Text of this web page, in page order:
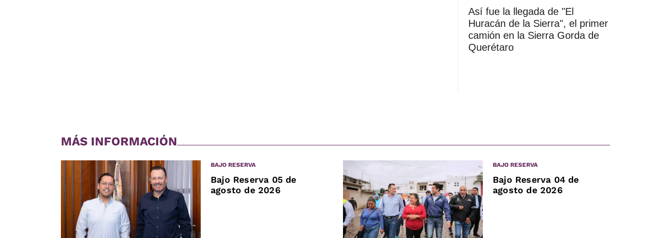
Así fue la llegada de "El
Huracán de la Sierra", el primer
camión en la Sierra Gorda de
Querétaro
MÁS INFORMACIÓN
BAJO RESERVA
Bajo Reserva 05 de
agosto de 2026
BAJO RESERVA
Bajo Reserva 04 de
agosto de 2026